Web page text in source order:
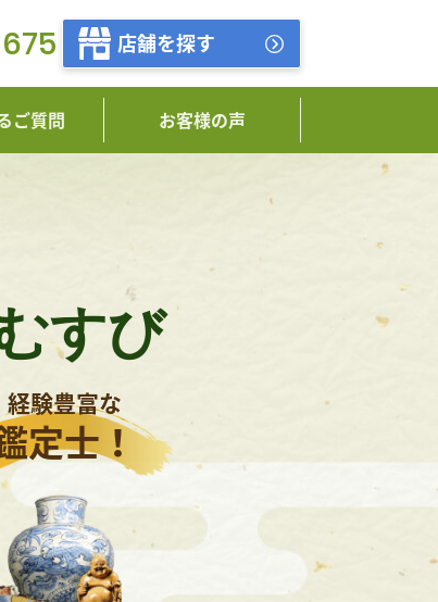
店舗を探す
ご質問 お客様の声
すび
経験豊富な
定士！